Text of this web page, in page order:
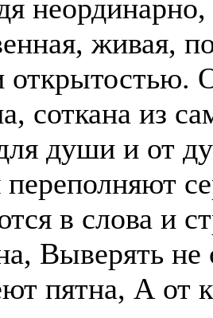
неординарно,
живая,
открытостью.
соткана из
души и от
в слова и
Выверять
пятна, А от